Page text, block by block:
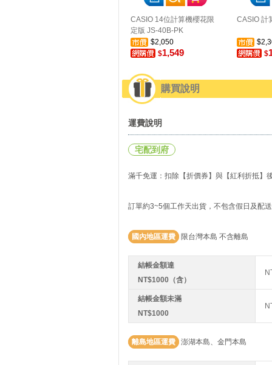
CASIO 14位計算機櫻花限
定版 JS-40B-PK
$2,050
$1,549
CASIO 計
$
購買說明
運費說明
宅配到府
滿千免運：扣除【折價券】與【紅利折抵】
訂單約3~5個工作天出貨，不包含假日及配
國內地區運費 限台灣本島 不含離島
結帳金額達
NT$1000（含）
結帳金額未滿
NT$1000
離島地區運費 澎湖本島、金門本島